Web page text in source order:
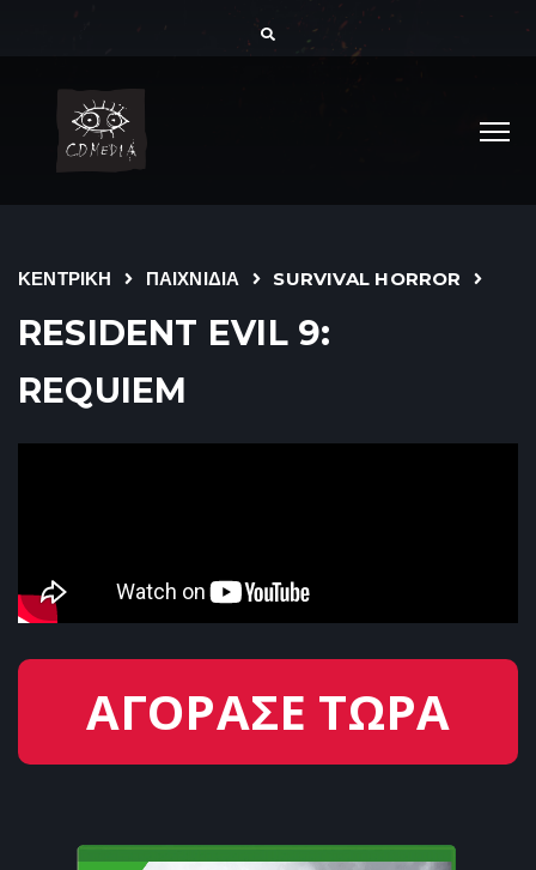
ΚΕΝΤΡΙΚΗ ΠΑΙΧΝΙΔΙΑ SURVIVAL HORROR
RESIDENT EVIL 9:
REQUIEM
ΑΓΟΡΑΣΕ ΤΩΡΑ